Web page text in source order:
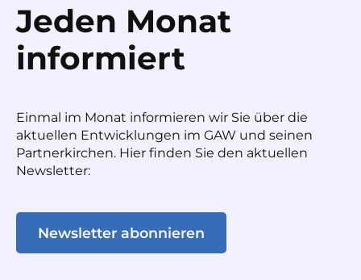
Jeden Monat
informiert
Einmal im Monat informieren wir Sie über die
aktuellen Entwicklungen im GAW und seinen
Partnerkirchen. Hier finden Sie den aktuellen
Newsletter:
Newsletter abonnieren